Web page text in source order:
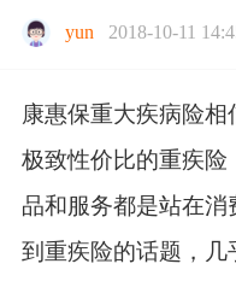
yun 2018-10-11
康惠保重大疾病险相
极致性价比的重疾
品和服务都是站在
到重疾险的话题，几